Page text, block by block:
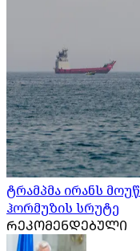
ტრამპმა ირანს
ჰორმუზის სრუტე
ᲠᲔᲙᲝᲛᲔᲜᲓᲔᲑᲣᲚᲘ